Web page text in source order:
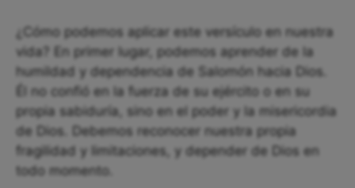
¿Cómo podemos aplicar este versículo en nuestra
vida? En primer lugar, podemos aprender de la
humildad y dependencia de Salomón hacia Dios.
Él no confió en la fuerza de su ejército o en su
propia sabiduría, sino en el poder y la misericordia
de Dios. Debemos reconocer nuestra propia
fragilidad y limitaciones, y depender de Dios en
todo momento.